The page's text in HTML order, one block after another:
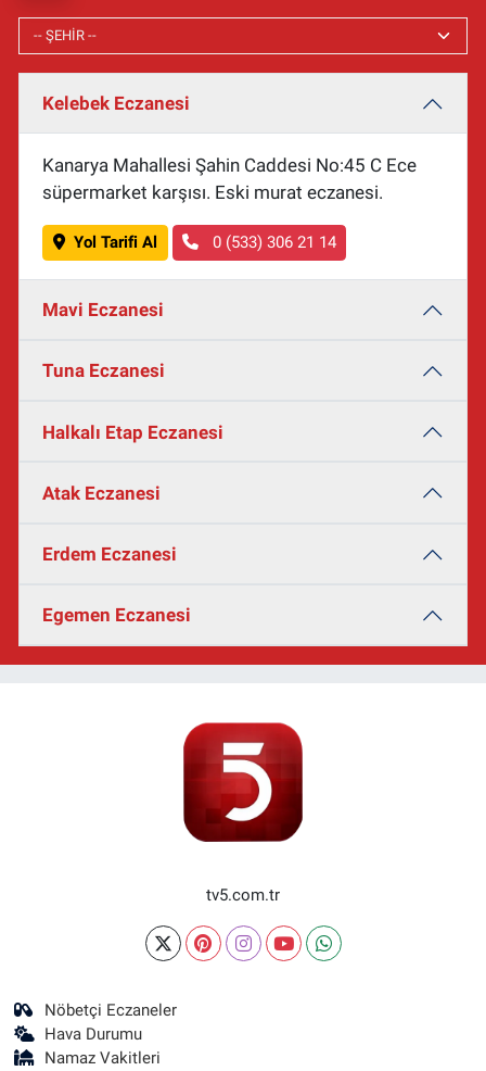
Kelebek Eczanesi
Kanarya Mahallesi Şahin Caddesi No:45 C Ece
süpermarket karşısı. Eski murat eczanesi.
Yol Tarifi Al 0 (533) 306 21 14
Mavi Eczanesi
Tuna Eczanesi
Halkalı Etap Eczanesi
Atak Eczanesi
Erdem Eczanesi
Egemen Eczanesi
tv5.com.tr
Nöbetçi Eczaneler
Hava Durumu
Namaz Vakitleri